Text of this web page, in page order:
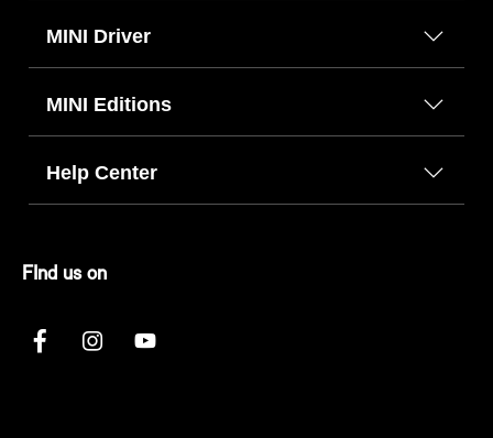
MINI Driver
MINI Editions
Help Center
FInd us on